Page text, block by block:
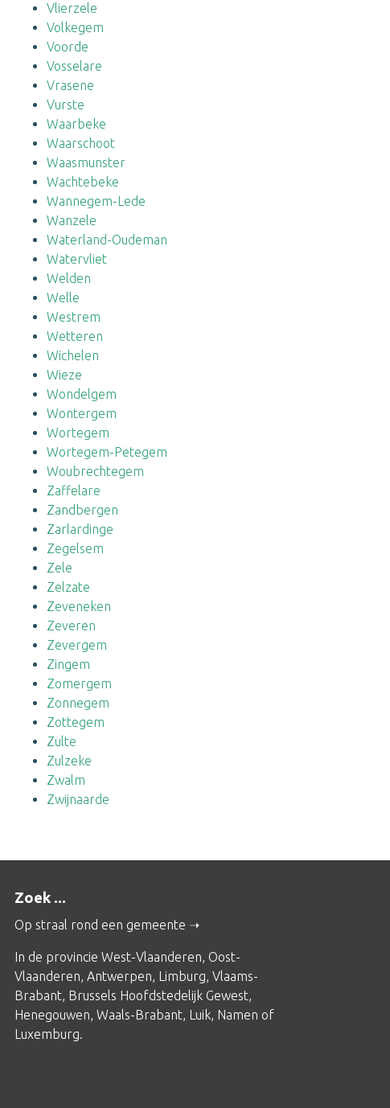
Vlierzele
Volkegem
Voorde
Vosselare
Vrasene
Vurste
Waarbeke
Waarschoot
Waasmunster
Wachtebeke
Wannegem-Lede
Wanzele
Waterland-Oudeman
Watervliet
Welden
Welle
Westrem
Wetteren
Wichelen
Wieze
Wondelgem
Wontergem
Wortegem
Wortegem-Petegem
Woubrechtegem
Zaffelare
Zandbergen
Zarlardinge
Zegelsem
Zele
Zelzate
Zeveneken
Zeveren
Zevergem
Zingem
Zomergem
Zonnegem
Zottegem
Zulte
Zulzeke
Zwalm
Zwijnaarde
Zoek ...
Op straal rond een gemeente
In de provincie West-Vlaanderen, Oost-
Vlaanderen, Antwerpen, Limburg, Vlaams-
Brabant, Brussels Hoofdstedelijk Gewest,
Henegouwen, Waals-Brabant, Luik, Namen of
Luxemburg.